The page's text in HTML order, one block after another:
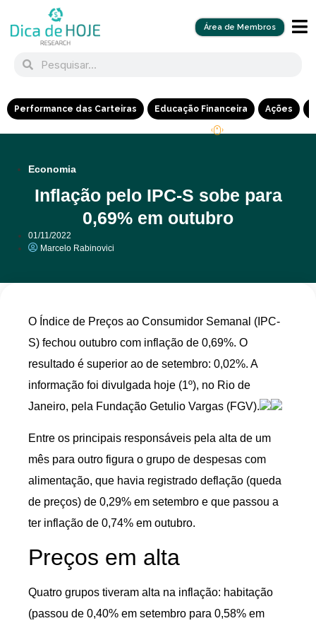
Área de Membros
Performance das Carteiras Educação Financeira Ações
Economia
Inflação pelo IPC-S sobe para
0,69% em outubro
01/11/2022
Marcelo Rabinovici
O Índice de Preços ao Consumidor Semanal (IPC-
S) fechou outubro com inflação de 0,69%. O
resultado é superior ao de setembro: 0,02%. A
informação foi divulgada hoje (1º), no Rio de
Janeiro, pela Fundação Getulio Vargas (FGV).
Entre os principais responsáveis pela alta de um
mês para outro figura o grupo de despesas com
alimentação, que havia registrado deflação (queda
de preços) de 0,29% em setembro e que passou a
ter inflação de 0,74% em outubro.
Preços em alta
Quatro grupos tiveram alta na inflação: habitação
(passou de 0,40% em setembro para 0,58% em